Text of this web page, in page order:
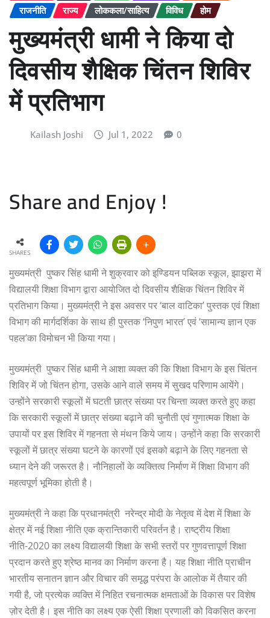
राजनीति
राज्य लोककला/साहित्य विविध होम
मुख्यमंत्री धामी ने किया दो
दिवसीय शैक्षिक चिंतन शिविर
में प्रतिभाग
Kailash Joshi Jul 1, 2022 0
Share and Enjoy !
SHARES
मुख्यमंत्री पुष्कर सिंह धामी ने शुक्रवार को इण्डियन पब्लिक स्कूल, झाझरा में
विद्यालयी शिक्षा विभाग द्वारा आयोजित दो दिवसीय शैक्षिक चिंतन शिविर में
प्रतिभाग किया। मुख्यमंत्री ने इस अवसर पर ‘बाल वाटिका’ पुस्तक एवं शिक्षा
विभाग की मार्गदर्शिका के साथ ही पुस्तक ‘निपुण भारत’ एवं ‘सामान्य ज्ञान एक
पहल’का विमोचन भी किया गया।
मुख्यमंत्री पुष्कर सिंह धामी ने आशा व्यक्त की कि शिक्षा विभाग के इस चिंतन
शिविर में जो चिंतन होगा, उसके आने वाले समय में सुखद परिणाम आयेंगे।
उन्होंने सरकारी स्कूलों में घटती छात्र संख्या पर चिन्ता व्यक्त करते हुए कहा
कि सरकारी स्कूलों में छात्र संख्या बढ़ाने की चुनौती एवं गुणात्मक शिक्षा के
उपायों पर इस शिविर में गहनता से मंथन किये जाय। उन्होंने कहा कि सरकारी
स्कूलों में छात्र संख्या घटने के कारणों एवं इसको बढ़ाने के लिए गहनता से
ध्यान देने की जरूरत है। नौनिहालों के व्यक्तित्व निर्माण में शिक्षा विभाग की
महत्वपूर्ण भूमिका होती है।
मुख्यमंत्री ने कहा कि प्रधानमंत्री नरेन्द्र मोदी के नेतृत्व में देश में शिक्षा के
क्षेत्र में नई शिक्षा नीति एक क्रान्तिकारी परिवर्तन है। राष्ट्रीय शिक्षा
नीति-2020 का लक्ष्य विद्यालयी शिक्षा के सभी स्तरों पर गुणवत्तापूर्ण शिक्षा
प्रदान करते हुए श्रेष्ठ मानव का निर्माण करना है। यह शिक्षा नीति प्राचीन
भारतीय सनातन ज्ञान और विचार की समृद्ध परंपरा के आलोक में तैयार की
गयी है, जो प्रत्येक व्यक्ति में निहित रचनात्मक क्षमताओं के विकास पर विशेष
ज़ोर देती है। इस नीति का लक्ष्य एक ऐसी शिक्षा प्रणाली को विकसित करना